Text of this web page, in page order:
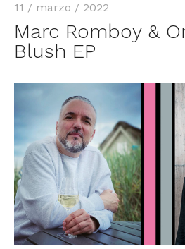
11 / marzo / 2022
Marc Romboy &
Blush EP